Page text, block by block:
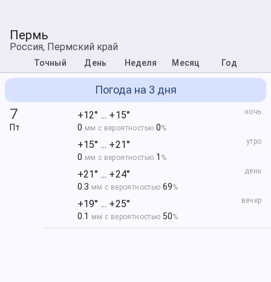
Пермь
Россия, Пермский край
Точный День Неделя Месяц Год
Погода на 3 дня
7
Пт
ночь
+12° ... +15°
0 мм с вероятностью 0%
утро
+15° ... +21°
0 мм с вероятностью 1 %
день
+21° ... +24°
0.3 мм с вероятностью69%
вечер
+19° ... +25°
0.1 мм с вероятностью 50%